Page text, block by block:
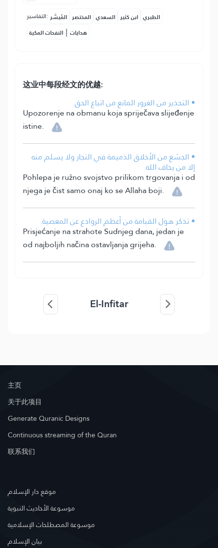
التفاسير: المُيسَّر المختصر السعدي ابن كثير الطبري
النفحات المكية | هدايات
这业中每段经文的优越:
• التحذير من الغرور المانع من اتباع الحق.
Upozorenje na obmanu koja spriječava slijeđenje
istine.
• الجشع من الأخلاق الذميمة في التجار ولا يسلم منه
إلا من يخاف الله.
Pohlepa je ružno svojstvo prilikom trgovanja i od
njega je čist samo onaj ko se Allaha boji.
• تذكر هول القيامة من أعظم الروادع عن المعصية.
Prisjećanje na strahote Sudnjeg dana, jedan je
od najboljih načina ostavljanja grijeha.
El-Infitar
主页
关于此项目
Generate Quranic Designs
Continuous streaming of the Quran
联系我们
موقع دار الإسلام
موسوعة الأحاديث النبوية
موسوعة المصطلحات الإسلامية
بيان الإسلام